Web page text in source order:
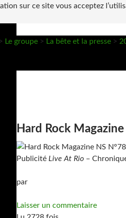
sur ce site vous acceptez
> Le groupe > La bête et la presse >
Hard Rock
Publicité Live At Rio –
par
Laisser un commentaire